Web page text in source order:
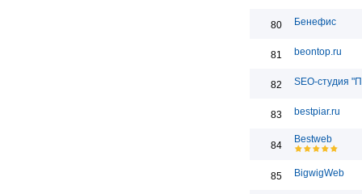
80 Бенефис
81 beontop.ru
82 SEO-студия
83 bestpiar.ru
84
Bestweb
85 BigwigWeb